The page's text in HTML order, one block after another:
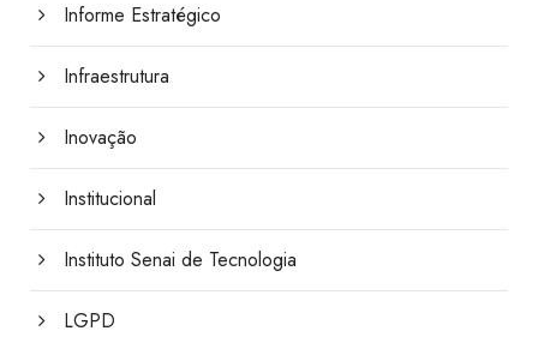
Informe Estratégico
Infraestrutura
Inovação
Institucional
Instituto Senai de Tecnologia
LGPD